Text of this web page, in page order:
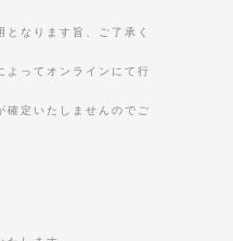
なります旨、ご了承く
よってオンラインにて行
確定いたしませんのでご